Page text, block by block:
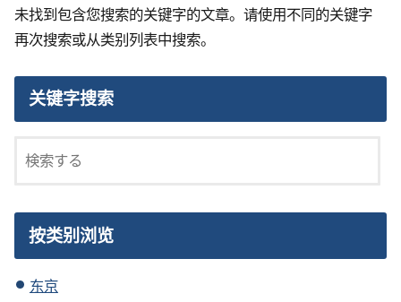
未找到包含您搜索的关键字的文章。请使用不同的关键字
再次搜索或从类别列表中搜索。
关键字搜索
按类别浏览
东京